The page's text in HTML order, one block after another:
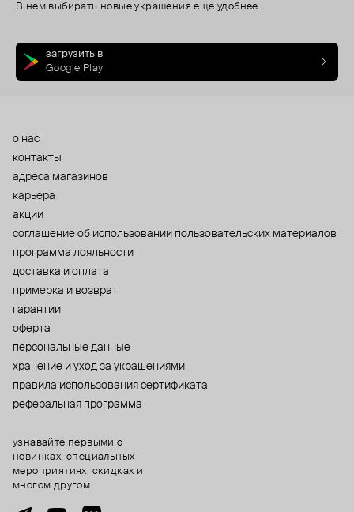
В нем выбирать новые украшения еще удобнее.
загрузить в
Google Play
о нас
контакты
адреса магазинов
карьера
акции
cоглашение об использовании пользовательских материалов
программа лояльности
доставка и оплата
примерка и возврат
гарантии
оферта
персональные данные
хранение и уход за украшениями
правила использования сертификата
реферальная программа
узнавайте первыми о
новинках, специальных
мероприятиях, скидках и
многом другом